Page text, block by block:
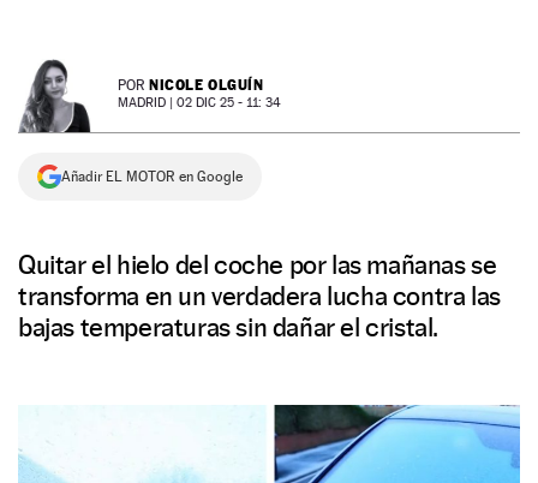
SÍGUENOS POR NICOLE OLGUÍN
MADRID | 02 DIC 25 - 11: 34
Añadir EL MOTOR en Google
Quitar el hielo del coche por las mañanas se
transforma en un verdadera lucha contra las
bajas temperaturas sin dañar el cristal.